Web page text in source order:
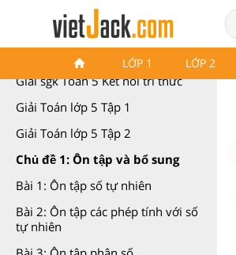
LỚP 1 LỚP 2
Toán 5 Kết nối tri thức
Giải sgk Toán 5 Kết nối tri thức
Giải Toán lớp 5 Tập 1
Giải Toán lớp 5 Tập 2
Chủ đề 1: Ôn tập và bổ sung
Bài 1: Ôn tập số tự nhiên
Bài 2: Ôn tập các phép tính với số
tự nhiên